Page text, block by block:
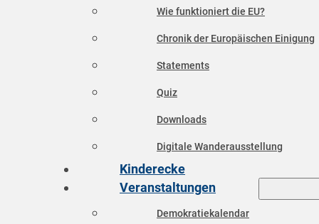
Wie funktioniert die EU?
Chronik der Europäischen Einigung
Statements
Quiz
Downloads
Digitale Wanderausstellung
Kinderecke
Veranstaltungen
Demokratiekalendar